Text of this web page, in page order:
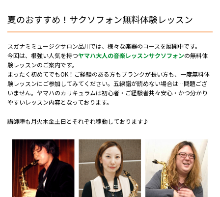
夏のおすすめ！サクソフォン無料体験レッスン
スガナミミュージクサロン品川では、様々な楽器のコースを展開中です。
今回は、根強い人気を持つヤマハ大人の音楽レッスンサクソフォンの無料体
験レッスンのご案内です。
まったく初めてでもOK！ご経験のある方もブランクが長い方も、一度無料体
験レッスンにご参加してみてください。五線譜が読めない場合は…問題ござ
いません。ヤマハのカリキュラムは初心者・ご経験者共々安心・かつ分かり
やすいレッスン内容となっております。
講師陣も月火木金土日とそれぞれ稼動しております♪